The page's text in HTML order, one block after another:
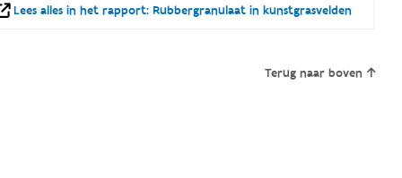
Lees alles in het rapport: Rubbergranulaat in kunstgrasvelden
Terug naar boven